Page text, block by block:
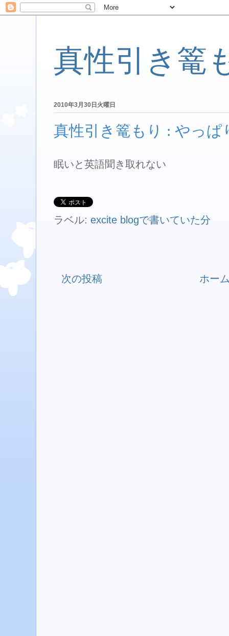
真性引き篭
2010年3月30日火曜日
真性引き篭もり : やっぱ
眠いと英語聞き取れない
ラベル: excite blogで書いていた分
次の投稿 ホー